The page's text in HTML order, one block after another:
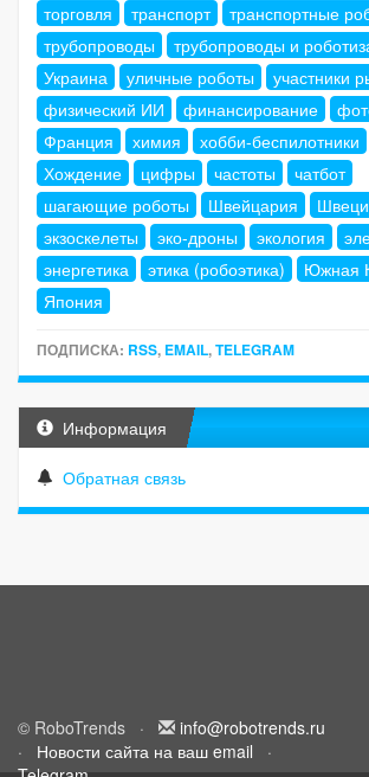
торговля
транспорт транспортные
трубопроводы
трубопроводы и
Украина
уличные роботы
участники
физический ИИ
финансирование
Франция
химия хобби-беспилотники
Хождение
цифры частоты
чатбот
шагающие роботы
Швейцария
экзоскелеты
эко-дроны экология
энергетика
этика (робоэтика) Южная
Япония
ПОДПИСКА: RSS, EMAIL,TELEGRAM
Информация
Обратная связь
© RoboTrends ·
info@robotrends.ru
· Новости сайта на ваш email ·